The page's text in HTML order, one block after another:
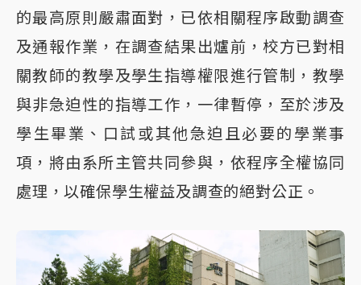
的最高原則嚴肅面對，已依相關程序啟動調查
及通報作業，在調查結果出爐前，校方已對相
關教師的教學及學生指導權限進行管制，教學
與非急迫性的指導工作，一律暫停，至於涉及
學生畢業、口試或其他急迫且必要的學業事
項，將由系所主管共同參與，依程序全權協同
處理，以確保學生權益及調查的絕對公正。